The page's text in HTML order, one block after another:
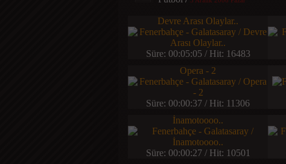
Devre Arası Olaylar..
Süre: 00:05:05 / Hit: 16483
Opera - 2
Süre: 00:00:37 / Hit: 11306
İnamotoooo..
Süre: 00:00:27 / Hit: 10501